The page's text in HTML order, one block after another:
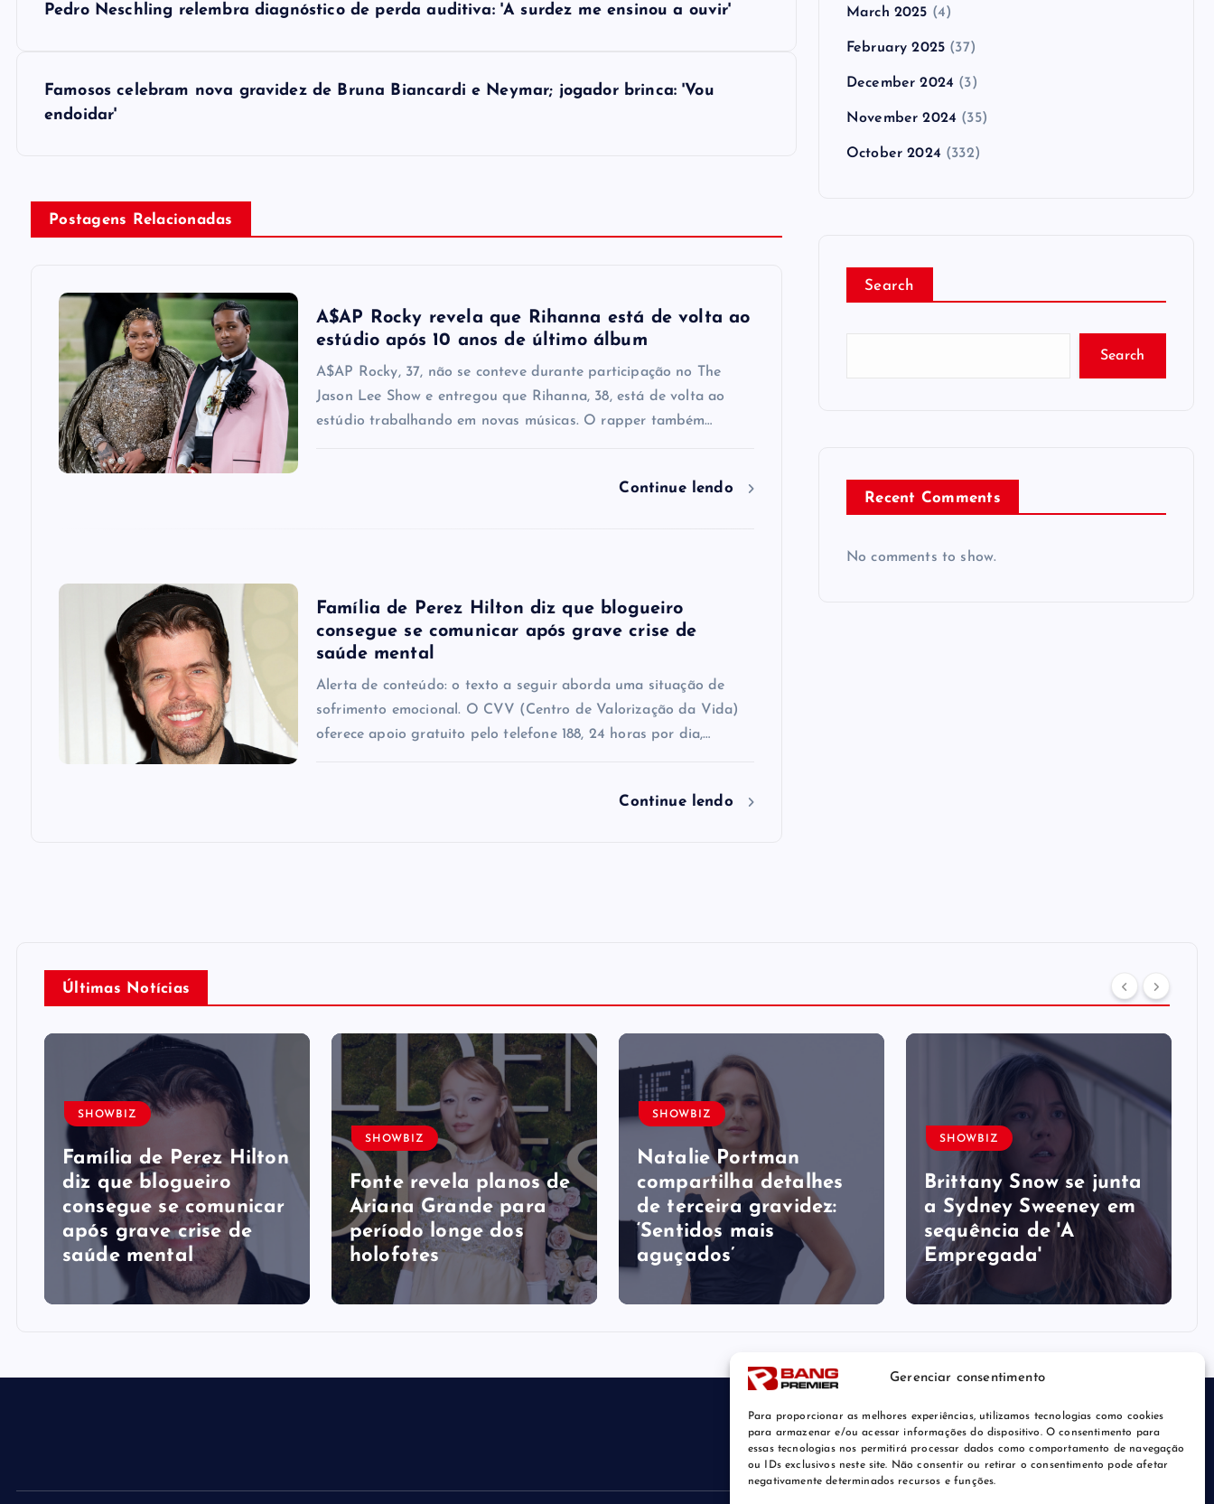
Gerenciar consentimento
Para proporcionar as melhores experiências, utilizamos tecnologias como cookies
para armazenar e/ou acessar informações do dispositivo. O consentimento para
essas tecnologias nos permitirá processar dados como comportamento de navegação
ou IDs exclusivos neste site. Não consentir ou retirar o consentimento pode afetar
negativamente determinados recursos e funções.
n
a
Pedro Neschling relembra diagnóstico de perda auditiva: 'A surdez me ensinou a ouvir'
Famosos celebram nova gravidez de Bruna Biancardi e Neymar; jogador brinca: 'Vou
endoidar'
Postagens Relacionadas
A$AP Rocky revela que Rihanna está de volta ao
estúdio após 10 anos de último álbum
A$AP Rocky, 37, não se conteve durante participação no The
Jason Lee Show e entregou que Rihanna, 38, está de volta ao
estúdio trabalhando em novas músicas. O rapper também…
Continue lendo
Família de Perez Hilton diz que blogueiro
consegue se comunicar após grave crise de
saúde mental
Alerta de conteúdo: o texto a seguir aborda uma situação de
sofrimento emocional. O CVV (Centro de Valorização da Vida)
oferece apoio gratuito pelo telefone 188, 24 horas por dia,…
Continue lendo
March 2025 (4)
February 2025 (37)
December 2024 (3)
November 2024 (35)
October 2024 (332)
Search
Search
Recent Comments
No comments to show.
Últimas Notícias
SHOWBIZ
Família de Perez Hilton
diz que blogueiro
consegue se comunicar
após grave crise de
saúde mental
SHOWBIZ
Fonte revela planos de
Ariana Grande para
período longe dos
holofotes
SHOWBIZ
Natalie Portman
compartilha detalhes
de terceira gravidez:
‘Sentidos mais
aguçados’
SHOWBIZ
Brittany Snow se junta
a Sydney Sweeney em
sequência de ​'A
Empregada​'